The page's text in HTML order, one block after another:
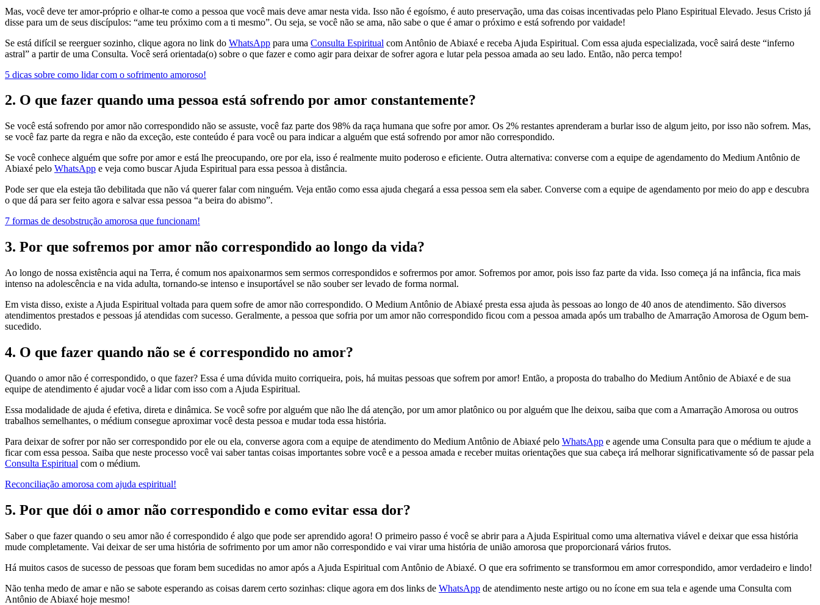
Mas, você deve ter amor-próprio e olhar-te como a pessoa que você mais deve amar nesta vida. Isso não é egoísmo, é auto preservação, uma das coisas incentivadas pelo Plano Espiritual Elevado. Jesus Cristo já
disse para um de seus discípulos: “ame teu próximo com a ti mesmo”. Ou seja, se você não se ama, não sabe o que é amar o próximo e está sofrendo por vaidade!
Se está difícil se reerguer sozinho, clique agora no link do WhatsApp para uma Consulta Espiritual com Antônio de Abiaxé e receba Ajuda Espiritual. Com essa ajuda especializada, você sairá deste “inferno
astral” a partir de uma Consulta. Você será orientada(o) sobre o que fazer e como agir para deixar de sofrer agora e lutar pela pessoa amada ao seu lado. Então, não perca tempo!
5 dicas sobre como lidar com o sofrimento amoroso!
2. O que fazer quando uma pessoa está sofrendo por amor constantemente?
Se você está sofrendo por amor não correspondido não se assuste, você faz parte dos 98% da raça humana que sofre por amor. Os 2% restantes aprenderam a burlar isso de algum jeito, por isso não sofrem. Mas,
se você faz parte da regra e não da exceção, este conteúdo é para você ou para indicar a alguém que está sofrendo por amor não correspondido.
Se você conhece alguém que sofre por amor e está lhe preocupando, ore por ela, isso é realmente muito poderoso e eficiente. Outra alternativa: converse com a equipe de agendamento do Medium Antônio de
Abiaxé pelo WhatsApp e veja como buscar Ajuda Espiritual para essa pessoa à distância.
Pode ser que ela esteja tão debilitada que não vá querer falar com ninguém. Veja então como essa ajuda chegará a essa pessoa sem ela saber. Converse com a equipe de agendamento por meio do app e descubra
o que dá para ser feito agora e salvar essa pessoa “a beira do abismo”.
7 formas de desobstrução amorosa que funcionam!
3. Por que sofremos por amor não correspondido ao longo da vida?
Ao longo de nossa existência aqui na Terra, é comum nos apaixonarmos sem sermos correspondidos e sofrermos por amor. Sofremos por amor, pois isso faz parte da vida. Isso começa já na infância, fica mais
intenso na adolescência e na vida adulta, tornando-se intenso e insuportável se não souber ser levado de forma normal.
Em vista disso, existe a Ajuda Espiritual voltada para quem sofre de amor não correspondido. O Medium Antônio de Abiaxé presta essa ajuda às pessoas ao longo de 40 anos de atendimento. São diversos
atendimentos prestados e pessoas já atendidas com sucesso. Geralmente, a pessoa que sofria por um amor não correspondido ficou com a pessoa amada após um trabalho de Amarração Amorosa de Ogum bem-
sucedido.
4. O que fazer quando não se é correspondido no amor?
Quando o amor não é correspondido, o que fazer? Essa é uma dúvida muito corriqueira, pois, há muitas pessoas que sofrem por amor! Então, a proposta do trabalho do Medium Antônio de Abiaxé e de sua
equipe de atendimento é ajudar você a lidar com isso com a Ajuda Espiritual.
Essa modalidade de ajuda é efetiva, direta e dinâmica. Se você sofre por alguém que não lhe dá atenção, por um amor platônico ou por alguém que lhe deixou, saiba que com a Amarração Amorosa ou outros
trabalhos semelhantes, o médium consegue aproximar você desta pessoa e mudar toda essa história.
Para deixar de sofrer por não ser correspondido por ele ou ela, converse agora com a equipe de atendimento do Medium Antônio de Abiaxé pelo WhatsApp e agende uma Consulta para que o médium te ajude a
ficar com essa pessoa. Saiba que neste processo você vai saber tantas coisas importantes sobre você e a pessoa amada e receber muitas orientações que sua cabeça irá melhorar significativamente só de passar pela
Consulta Espiritual com o médium.
Reconciliação amorosa com ajuda espiritual!
5. Por que dói o amor não correspondido e como evitar essa dor?
Saber o que fazer quando o seu amor não é correspondido é algo que pode ser aprendido agora! O primeiro passo é você se abrir para a Ajuda Espiritual como uma alternativa viável e deixar que essa história
mude completamente. Vai deixar de ser uma história de sofrimento por um amor não correspondido e vai virar uma história de união amorosa que proporcionará vários frutos.
Há muitos casos de sucesso de pessoas que foram bem sucedidas no amor após a Ajuda Espiritual com Antônio de Abiaxé. O que era sofrimento se transformou em amor correspondido, amor verdadeiro e lindo!
Não tenha medo de amar e não se sabote esperando as coisas darem certo sozinhas: clique agora em dos links de WhatsApp de atendimento neste artigo ou no ícone em sua tela e agende uma Consulta com
Antônio de Abiaxé hoje mesmo!